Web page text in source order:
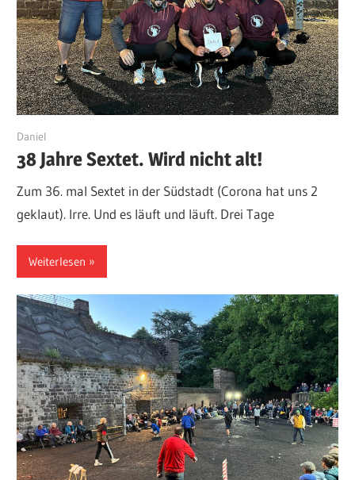
9. Juni 2026
Daniel
38 Jahre Sextet. Wird nicht alt!
Zum 36. mal Sextet in der Südstadt (Corona hat uns 2
geklaut). Irre. Und es läuft und läuft. Drei Tage
Weiterlesen